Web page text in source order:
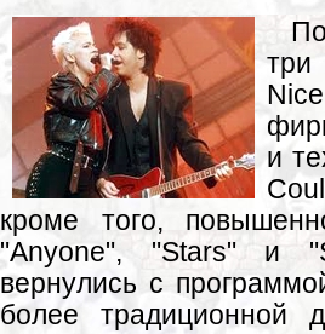
три
и
кроме того,
"Anyone", "Stars" и
вернулись с
более традиционной